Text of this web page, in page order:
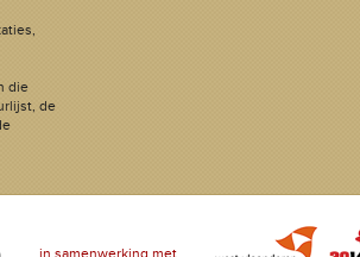
die
de
in samenwerking met